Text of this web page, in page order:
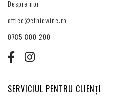
Despre noi
office@ethicwine.ro
0785 800 200
SERVICIUL PENTRU CLIENȚI